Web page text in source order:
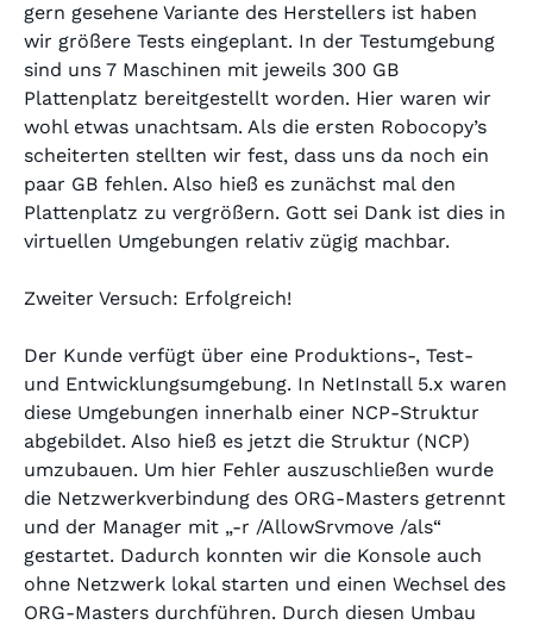
gern gesehene Variante des Herstellers ist haben
wir größere Tests eingeplant. In der Testumgebung
sind uns 7 Maschinen mit jeweils 300 GB
Plattenplatz bereitgestellt worden. Hier waren wir
wohl etwas unachtsam. Als die ersten Robocopy’s
scheiterten stellten wir fest, dass uns da noch ein
paar GB fehlen. Also hieß es zunächst mal den
Plattenplatz zu vergrößern. Gott sei Dank ist dies in
virtuellen Umgebungen relativ zügig machbar.
Zweiter Versuch: Erfolgreich!
Der Kunde verfügt über eine Produktions-, Test-
und Entwicklungsumgebung. In NetInstall 5.x waren
diese Umgebungen innerhalb einer NCP-Struktur
abgebildet. Also hieß es jetzt die Struktur (NCP)
umzubauen. Um hier Fehler auszuschließen wurde
die Netzwerkverbindung des ORG-Masters getrennt
und der Manager mit „-r /AllowSrvmove /als“
gestartet. Dadurch konnten wir die Konsole auch
ohne Netzwerk lokal starten und einen Wechsel des
ORG-Masters durchführen. Durch diesen Umbau